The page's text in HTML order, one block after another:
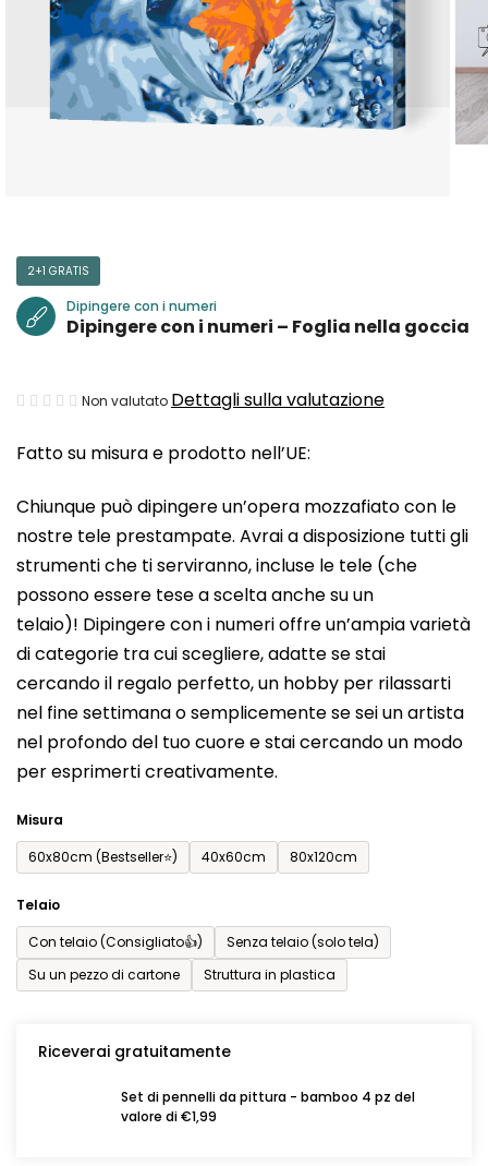
Fatto su misura e prodotto nell’UE:
Chiunque può dipingere un’opera mozzafiato con le
nostre tele prestampate. Avrai a disposizione tutti gli
strumenti che ti serviranno, incluse le tele (che
possono essere tese a scelta anche su un
telaio)! Dipingere con i numeri offre un’ampia varietà
di categorie tra cui scegliere, adatte se stai
cercando il regalo perfetto, un hobby per rilassarti
nel fine settimana o semplicemente se sei un artista
nel profondo del tuo cuore e stai cercando un modo
per esprimerti creativamente.
Misura
60x80cm (Bestseller⭐)
40x60cm 80x120cm
Telaio
Con telaio (Consigliato👍)
Senza telaio (solo tela)
Su un pezzo di cartone
Struttura in plastica
Riceverai gratuitamente
Set di pennelli da pittura - bamboo 4 pz del
valore di €1,99
2+1 GRATIS
Dipingere con i numeri
Dipingere con i numeri – Foglia nella goccia
La
media
prodotto
è
0,0
su
5
stelle.
Non valutato Dettagli sulla valutazione